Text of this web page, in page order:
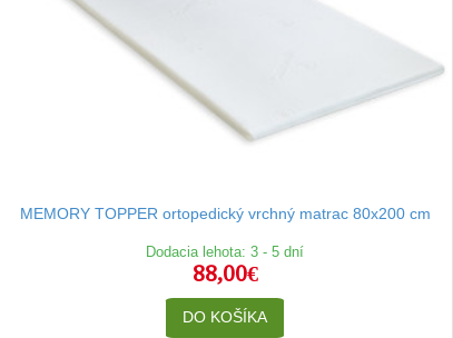
MEMORY TOPPER ortopedický vrchný matrac 80x200 cm
Dodacia lehota: 3 - 5 dní
88,00€
DO KOŠÍKA